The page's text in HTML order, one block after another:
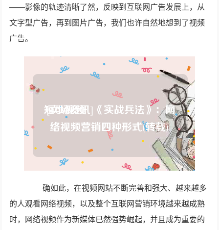
——影像的轨迹清晰了然，反映到互联网广告发展上，从
文字型广告，再到图片广告，我们也许自然地想到了视频
广告。
确如此，在视频网站不断完善和强大、越来越多
的人观看网络视频，以及整个互联网营销环境越来越成熟
时，网络视频作为新媒体已然强势崛起，并且成为重要的